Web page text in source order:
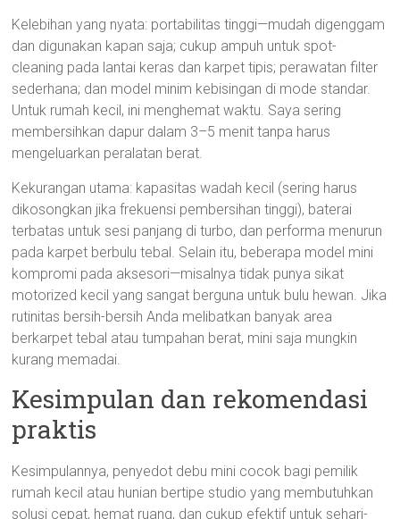
Kelebihan yang nyata: portabilitas tinggi—mudah digenggam
dan digunakan kapan saja; cukup ampuh untuk spot-
cleaning pada lantai keras dan karpet tipis; perawatan filter
sederhana; dan model minim kebisingan di mode standar.
Untuk rumah kecil, ini menghemat waktu. Saya sering
membersihkan dapur dalam 3–5 menit tanpa harus
mengeluarkan peralatan berat.
Kekurangan utama: kapasitas wadah kecil (sering harus
dikosongkan jika frekuensi pembersihan tinggi), baterai
terbatas untuk sesi panjang di turbo, dan performa menurun
pada karpet berbulu tebal. Selain itu, beberapa model mini
kompromi pada aksesori—misalnya tidak punya sikat
motorized kecil yang sangat berguna untuk bulu hewan. Jika
rutinitas bersih-bersih Anda melibatkan banyak area
berkarpet tebal atau tumpahan berat, mini saja mungkin
kurang memadai.
Kesimpulan dan rekomendasi
praktis
Kesimpulannya, penyedot debu mini cocok bagi pemilik
rumah kecil atau hunian bertipe studio yang membutuhkan
solusi cepat, hemat ruang, dan cukup efektif untuk sehari-